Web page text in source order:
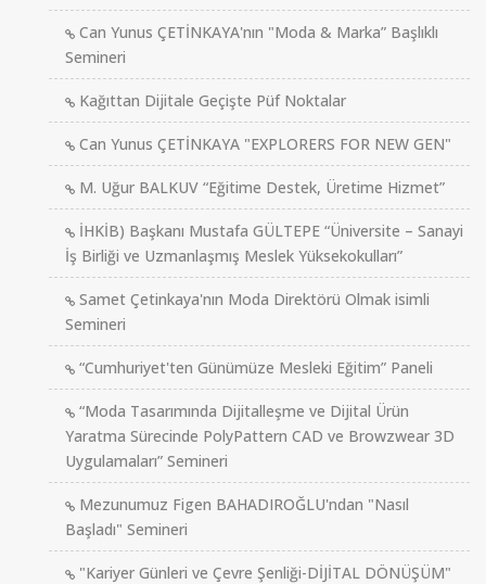
Can Yunus ÇETİNKAYA'nın "Moda & Marka” Başlıklı
Semineri
Kağıttan Dijitale Geçişte Püf Noktalar
Can Yunus ÇETİNKAYA "EXPLORERS FOR NEW GEN"
M. Uğur BALKUV “Eğitime Destek, Üretime Hizmet”
İHKİB) Başkanı Mustafa GÜLTEPE “Üniversite – Sanayi
İş Birliği ve Uzmanlaşmış Meslek Yüksekokulları”
Samet Çetinkaya'nın Moda Direktörü Olmak isimli
Semineri
“Cumhuriyet'ten Günümüze Mesleki Eğitim” Paneli
“Moda Tasarımında Dijitalleşme ve Dijital Ürün
Yaratma Sürecinde PolyPattern CAD ve Browzwear 3D
Uygulamaları” Semineri
Mezunumuz Figen BAHADIROĞLU'ndan "Nasıl
Başladı" Semineri
"Kariyer Günleri ve Çevre Şenliği-DİJİTAL DÖNÜŞÜM"